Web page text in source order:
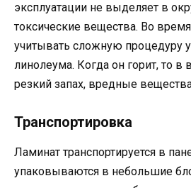
эксплуатации не выделяет в
токсические вещества. Во
учитывать сложную процедуру
линолеума. Когда он горит, то в
резкий запах, вредные
Транспортировка
Ламинат транспортируется в
упаковываются в небольшие